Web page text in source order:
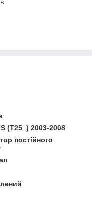
(T25_) 2003-2008
постійного